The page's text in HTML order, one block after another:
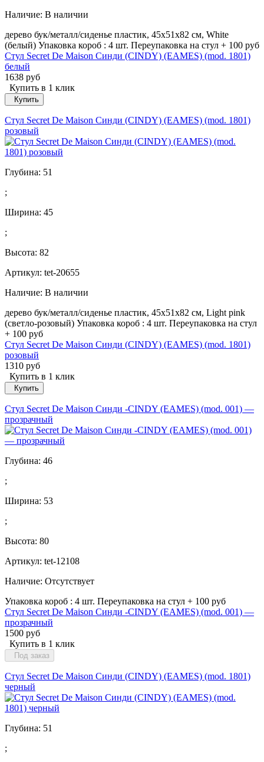
Наличие: В наличии
дерево бук/металл/сиденье пластик, 45x51x82 см, White
(белый) Упаковка короб : 4 шт. Переупаковка на стул + 100 руб
Стул Secret De Maison Синди (CINDY) (EAMES) (mod. 1801)
белый
1638 руб
Купить в 1 клик
Купить
Стул Secret De Maison Синди (CINDY) (EAMES) (mod. 1801)
розовый
Глубина: 51
;
Ширина: 45
;
Высота: 82
Артикул: tet-20655
Наличие: В наличии
дерево бук/металл/сиденье пластик, 45x51x82 см, Light pink
(светло-розовый) Упаковка короб : 4 шт. Переупаковка на стул
+ 100 руб
Стул Secret De Maison Синди (CINDY) (EAMES) (mod. 1801)
розовый
1310 руб
Купить в 1 клик
Купить
Стул Secret De Maison Синди -CINDY (EAMES) (mod. 001) —
прозрачный
Глубина: 46
;
Ширина: 53
;
Высота: 80
Артикул: tet-12108
Наличие: Отсутствует
Упаковка короб : 4 шт. Переупаковка на стул + 100 руб
Стул Secret De Maison Синди -CINDY (EAMES) (mod. 001) —
прозрачный
1500 руб
Купить в 1 клик
Под заказ
Стул Secret De Maison Синди (CINDY) (EAMES) (mod. 1801)
черный
Глубина: 51
;